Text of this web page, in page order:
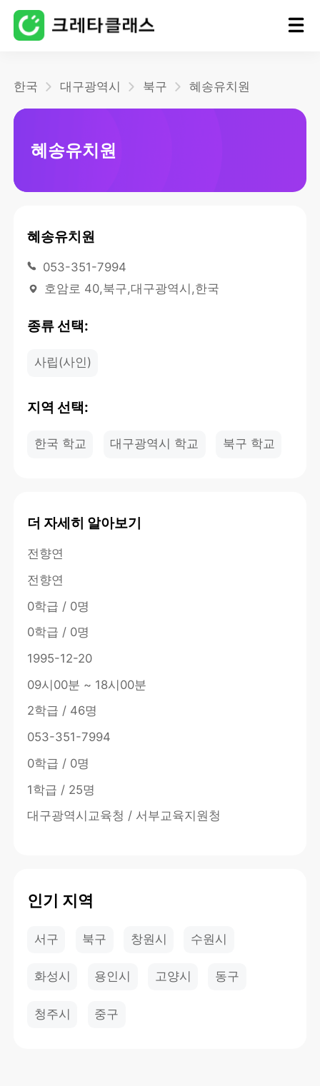
한국 대구광역시 북구 혜송유치원
혜송유치원
혜송유치원
053-351-7994
호암로 40,북구,대구광역시,한국
종류 선택:
사립(사인)
지역 선택:
한국 학교 대구광역시 학교 북구 학교
더 자세히 알아보기
전향연
전향연
0학급 / 0명
0학급 / 0명
1995-12-20
09시00분 ~ 18시00분
2학급 / 46명
053-351-7994
0학급 / 0명
1학급 / 25명
대구광역시교육청 / 서부교육지원청
인기 지역
서구 북구 창원시 수원시
화성시 용인시 고양시 동구
청주시 중구